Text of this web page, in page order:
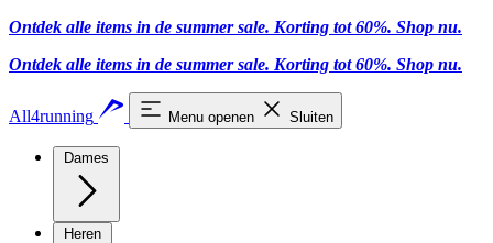
Ontdek alle items in de summer sale. Korting tot 60%. Shop nu.
Ontdek alle items in de summer sale. Korting tot 60%. Shop nu.
All4running Menu openen Sluiten
Dames
Heren